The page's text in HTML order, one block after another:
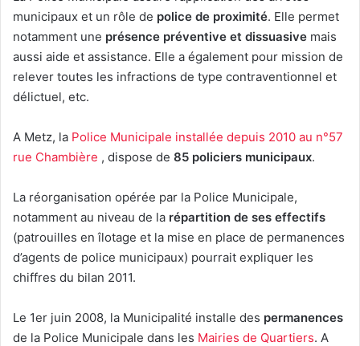
municipaux et un rôle de police de proximité. Elle permet
notamment une présence préventive et dissuasive mais
aussi aide et assistance. Elle a également pour mission de
relever toutes les infractions de type contraventionnel et
délictuel, etc.
A Metz, la Police Municipale installée depuis 2010 au n°57
rue Chambière , dispose de 85 policiers municipaux.
La réorganisation opérée par la Police Municipale,
notamment au niveau de la répartition de ses effectifs
(patrouilles en îlotage et la mise en place de permanences
d’agents de police municipaux) pourrait expliquer les
chiffres du bilan 2011.
Le 1er juin 2008, la Municipalité installe des permanences
de la Police Municipale dans les Mairies de Quartiers. A